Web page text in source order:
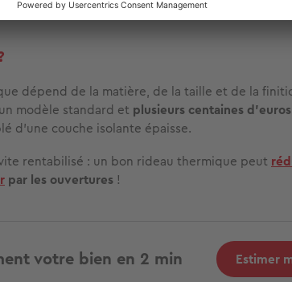
!
dépend de la matière, de la taille et de la
modèle standard et plusieurs centaines d’euros
d’une couche isolante épaisse.
rentabilisé : un bon rideau thermique peut
par les ouvertures !
votre bien en 2 min Estimer